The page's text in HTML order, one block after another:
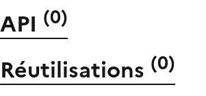
API (0)
Réutilisations (0)